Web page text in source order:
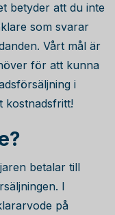
betyder att du inte
som svarar
Vårt mål är
för att kunna
i
kostnadsfritt!
betalar till
I
på